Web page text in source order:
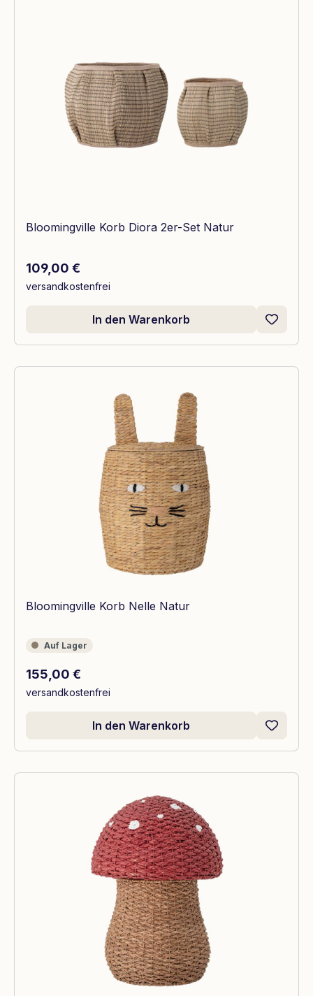
Bloomingville Korb Diora 2er-Set Natur
Regulärer Preis:
109,00 €
versandkostenfrei
In den Warenkorb
Bloomingville Korb Nelle Natur
Auf Lager
Auf Lager
Regulärer Preis:
155,00 €
versandkostenfrei
In den Warenkorb